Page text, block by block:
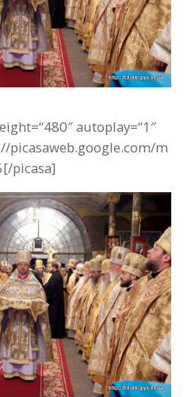
autoplay=“1″
picasaweb.google.com/m
picasa]